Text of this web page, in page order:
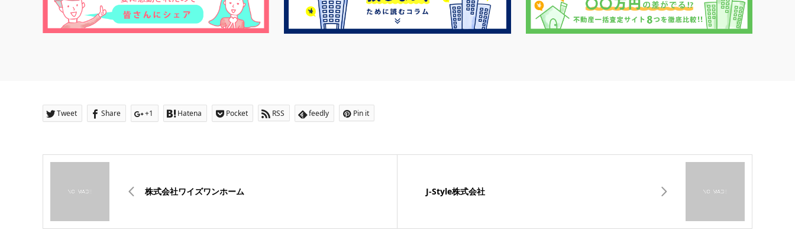
Tweet Share +1 Hatena Pocket RSS feedly Pin it
株式会社ワイズワンホーム J-Style株式会社